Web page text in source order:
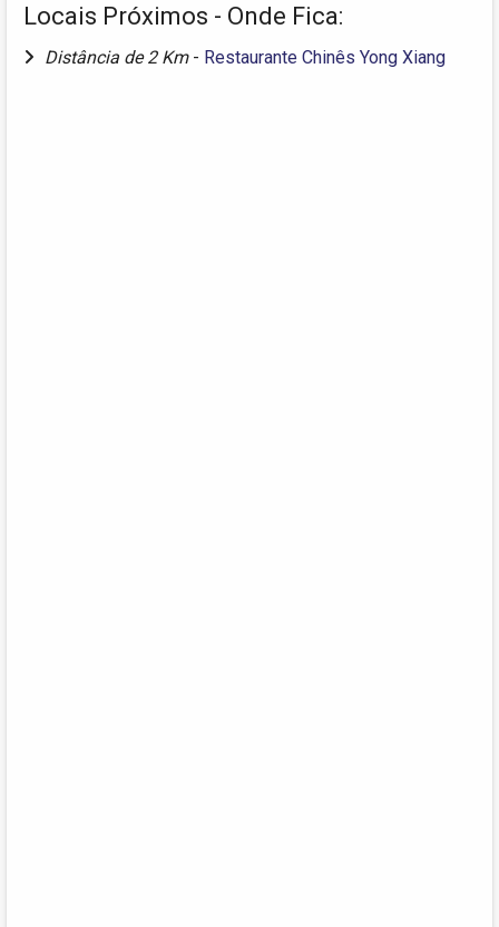
Locais Próximos - Onde Fica:
Distância de 2 Km - Restaurante Chinês Yong Xiang